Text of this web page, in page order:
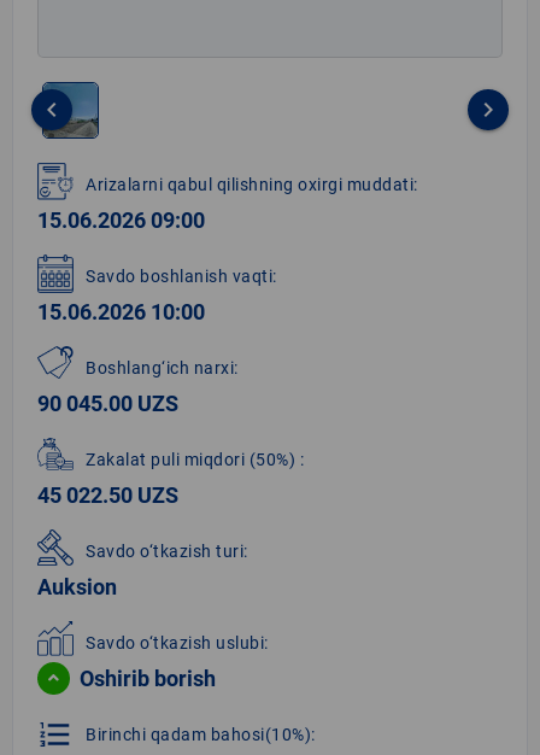
1
of
1
keyboard_arrow_left keyboard_arrow_right
Arizalarni qabul qilishning oxirgi muddati:
15.06.2026 09:00
Savdo boshlanish vaqti:
15.06.2026 10:00
Boshlang‘ich narxi:
90 045.00 UZS
Zakalat puli miqdori (50%) :
45 022.50 UZS
Savdo o‘tkazish turi:
Auksion
Savdo o‘tkazish uslubi:
Oshirib borish
format_list_numbered Birinchi qadam bahosi(10%):